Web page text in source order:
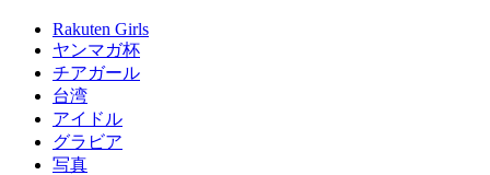
Rakuten Girls
ヤンマガ杯
チアガール
台湾
アイドル
グラビア
写真